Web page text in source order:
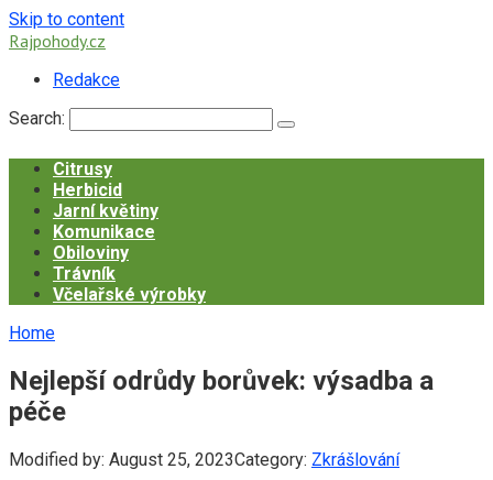
Skip to content
Rajpohody.cz
Redakce
Search:
Citrusy
Herbicid
Jarní květiny
Komunikace
Obiloviny
Trávník
Včelařské výrobky
Home
Nejlepší odrůdy borůvek: výsadba a
péče
Modified by: August 25, 2023Category: Zkrášlování